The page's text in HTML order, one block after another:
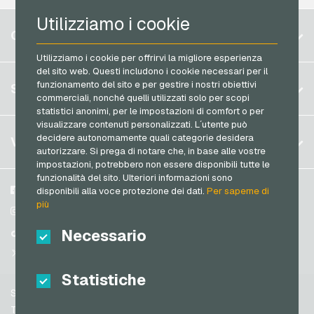
Utilizziamo i cookie
Utilizziamo i cookie per offrirvi la migliore esperienza
del sito web. Questi includono i cookie necessari per il
funzionamento del sito e per gestire i nostri obiettivi
commerciali, nonché quelli utilizzati solo per scopi
statistici anonimi, per le impostazioni di comfort o per
visualizzare contenuti personalizzati. L´utente può
decidere autonomamente quali categorie desidera
autorizzare. Si prega di notare che, in base alle vostre
impostazioni, potrebbero non essere disponibili tutte le
funzionalità del sito. Ulteriori informazioni sono
disponibili alla voce protezione dei dati.Per saperne di
più
Necessario
Statistiche
Saturn Buoni regalo
Shell Buoni regalo
Spotify Premium Buoni regalo
Thalia Buoni regalo
TikTok Buoni regalo
toom Buoni regalo
Wolt Buoni regalo
World of Sweets Buoni regalo
Wunschgutschein Buoni regalo
Zalando Buoni regalo
Razer Gold Carte di pagamento
Transcash Carte di pagamento
Belgio
Germania (DE)
Germania (EN)
Francia
Italia
Paesi Bassi
Austria
Portogallo
Svizzera (DE)
Svizzera (IT)
CONTO
Registrati
Accedi
Il mio carrello
SERVIZIO
FAQ
Metodi di pagamento
Termini & Condizioni&Diritto di recesso
Protezione dei dati
VGO-SHOP
Su di noi
Partner
Facebook
Instagram
TikTok
Supporto
Termini & Condizioni